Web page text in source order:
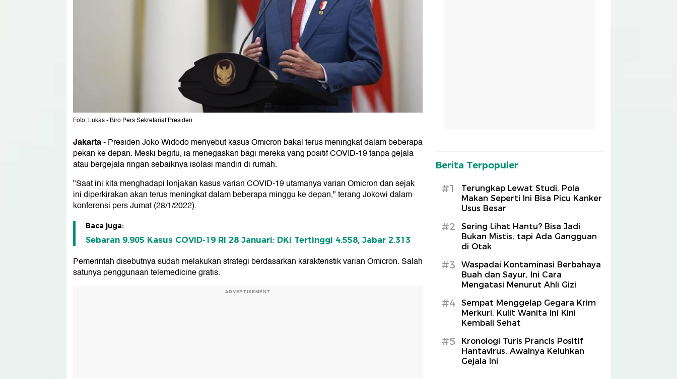
Foto: Lukas - Biro Pers Sekretariat Presiden
Jakarta-Presiden Joko Widodo menyebut kasus Omicron bakal terus meningkat dalam beberapa
pekan ke depan. Meski begitu, ia menegaskan bagi mereka yang positif COVID-19 tanpa gejala
atau bergejala ringan sebaiknya isolasi mandiri di rumah.
"Saat ini kita menghadapi lonjakan kasus varian COVID-19 utamanya varian Omicron dan sejak
ini diperkirakan akan terus meningkat dalam beberapa minggu ke depan," terang Jokowi dalam
konferensi pers Jumat (28/1/2022).
Baca juga:
Sebaran 9.905 Kasus COVID-19 RI 28 Januari: DKI Tertinggi 4.558, Jabar 2.313
Pemerintah disebutnya sudah melakukan strategi berdasarkan karakteristik varian Omicron. Salah
satunya penggunaan telemedicine gratis.
ADVERTISEMENT
Berita Terpopuler
#1
Terungkap Lewat Studi, Pola
Makan Seperti Ini Bisa Picu Kanker
Usus Besar
#2
Sering Lihat Hantu? Bisa Jadi
Bukan Mistis, tapi Ada Gangguan
di Otak
#3
Waspadai Kontaminasi Berbahaya
Buah dan Sayur, Ini Cara
Mengatasi Menurut Ahli Gizi
#4
Sempat Menggelap Gegara Krim
Merkuri, Kulit Wanita Ini Kini
Kembali Sehat
#5
Kronologi Turis Prancis Positif
Hantavirus, Awalnya Keluhkan
Gejala Ini